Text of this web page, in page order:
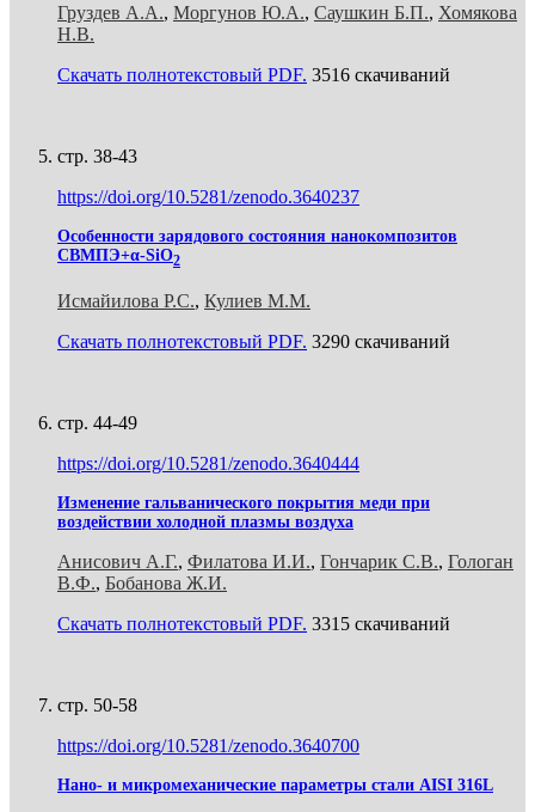
Груздев А.А., Моргунов Ю.А., Саушкин Б.П., Хомякова
Н.В.
Скачать полнотекстовый PDF. 3516 скачиваний
стр. 38-43
https://doi.org/10.5281/zenodo.3640237
Особенности зарядового состояния нанокомпозитов
СВМПЭ+α-SiO2
Исмайилова Р.С., Кулиев М.М.
Скачать полнотекстовый PDF. 3290 скачиваний
стр. 44-49
https://doi.org/10.5281/zenodo.3640444
Изменение гальванического покрытия меди при
воздействии холодной плазмы воздуха
Анисович А.Г., Филатова И.И., Гончарик С.В., Гологан
В.Ф., Бобанова Ж.И.
Скачать полнотекстовый PDF. 3315 скачиваний
стр. 50-58
https://doi.org/10.5281/zenodo.3640700
Нано- и микромеханические параметры стали AISI 316L